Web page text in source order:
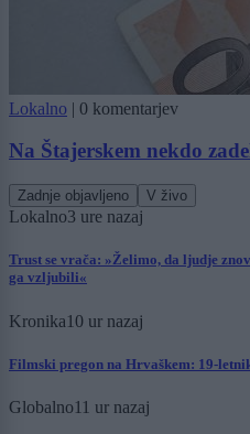
Lokalno | 0 komentarjev
Na Štajerskem nekdo
Zadnje objavljeno V živo
Lokalno3 ure nazaj
Trust se vrača: »Želimo, da ljudje
ga vzljubili«
Kronika10 ur nazaj
Filmski pregon na Hrvaškem: 19-
Globalno11 ur nazaj